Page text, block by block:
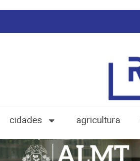
cidades agricultura